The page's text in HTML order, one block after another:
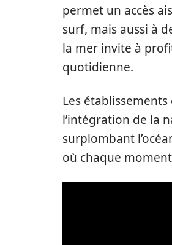
permet un accès
surf, mais aussi à
la mer invite à
quotidienne.
Les
l’intégration de la
surplombant
où chaque